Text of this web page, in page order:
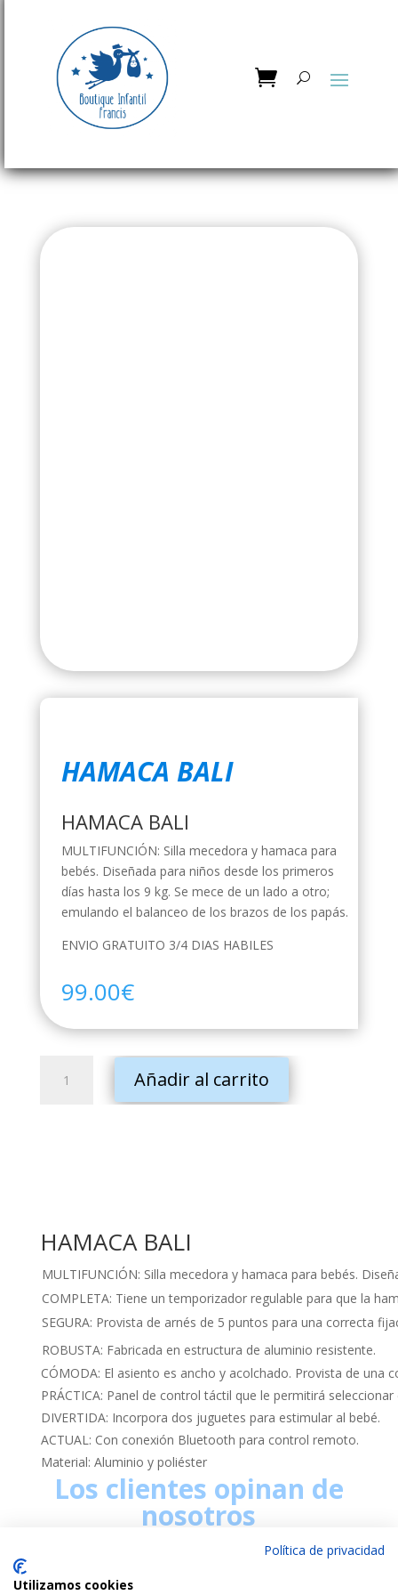
HAMACA BALI
HAMACA BALI
MULTIFUNCIÓN: Silla mecedora y hamaca para
bebés. Diseñada para niños desde los primeros
días hasta los 9 kg. Se mece de un lado a otro;
emulando el balanceo de los brazos de los papás.
ENVIO GRATUITO 3/4 DIAS HABILES
99.00€
Añadir al carrito
HAMACA BALI
MULTIFUNCIÓN: Silla mecedora y hamaca para bebés.
COMPLETA: Tiene un temporizador regulable para que la
SEGURA: Provista de arnés de 5 puntos para una correcta
ROBUSTA: Fabricada en estructura de aluminio resistente.
CÓMODA: El asiento es ancho y acolchado. Provista de
PRÁCTICA: Panel de control táctil que le permitirá
DIVERTIDA: Incorpora dos juguetes para estimular al bebé.
ACTUAL: Con conexión Bluetooth para control remoto.
Material: Aluminio y poliéster
Los clientes opinan de
nosotros
Política de privacidad
Utilizamos cookies